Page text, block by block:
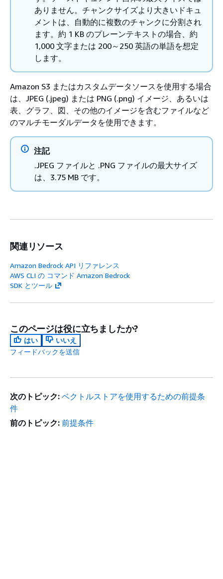
ありません。チャンクサイズより大きいドキュ
メントは、自動的に複数のチャンクに分割され
ます。約 1 KB のプレーンテキストの場合、約
1,000 文字または 200～250 英語の単語を想定
します。
Amazon S3 またはカスタムデータソースを使用する場合
は、JPEG (.jpeg) または PNG (.png) イメージ、あるいは
表、グラフ、図、その他のイメージを含むファイルなど
のマルチモーダルデータを使用できます。
注記
.JPEG ファイルと .PNG ファイルの最大サイズ
は、3.75 MB です。
関連リソース
Amazon Bedrock API リファレンス
AWS CLI の コマンド Amazon Bedrock
SDK とツール
このページは役に立ちましたか?
はい
いいえ
フィードバックを送信
次のトピック: ベクトルストアを使用するための前提条
件
前のトピック: 前提条件